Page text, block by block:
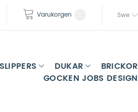
Swe
Varukorgen
DUKAR
BRICKOR
GOCKEN JOBS DESIGN